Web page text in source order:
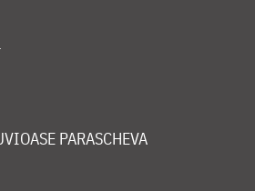
PARASCHEVA